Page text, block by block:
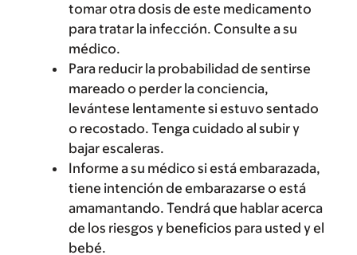
tomar otra dosis de este medicamento
para tratar la infección. Consulte a su
médico.
Para reducir la probabilidad de sentirse
mareado o perder la conciencia,
levántese lentamente si estuvo sentado
o recostado. Tenga cuidado al subir y
bajar escaleras.
Informe a su médico si está embarazada,
tiene intención de embarazarse o está
amamantando. Tendrá que hablar acerca
de los riesgos y beneficios para usted y el
bebé.